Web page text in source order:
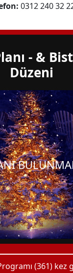
0312 240 32
- &
Düzeni
(361)